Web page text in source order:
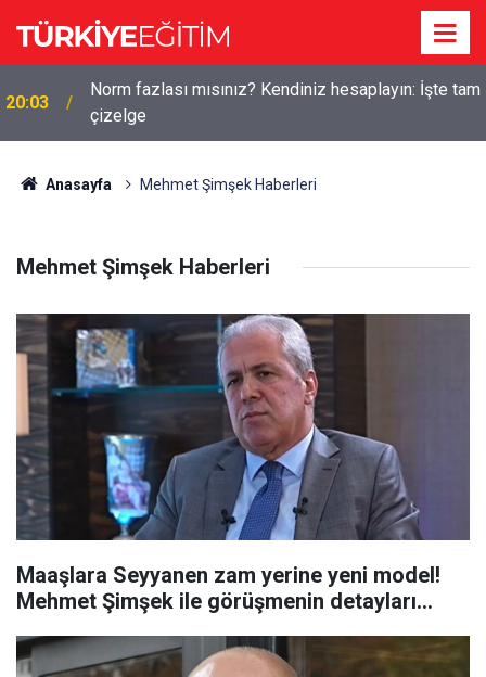
19:56
Bakan Tekin'den yeni sınav sistemi uyarısı: "Eski
soru bankaları artık yok"
Anasayfa Mehmet Şimşek Haberleri
Mehmet Şimşek Haberleri
Maaşlara Seyyanen zam yerine yeni model!
Mehmet Şimşek ile görüşmenin detayları...